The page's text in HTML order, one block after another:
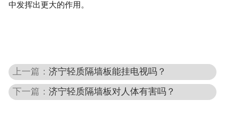
中发挥出更大的作用。
上一篇：济宁轻质隔墙板能挂电视吗？
下一篇：济宁轻质隔墙板对人体有害吗？